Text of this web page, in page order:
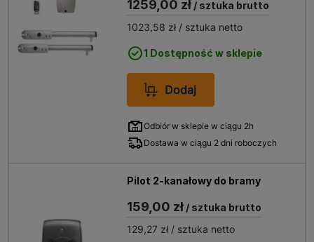
1259,00 zł / sztuka brutto
1023,58 zł / sztuka netto
1 Dostępność w sklepie
Dodaj
Odbiór w sklepie w ciągu 2h
Dostawa w ciągu 2 dni roboczych
Pilot 2-kanałowy do bramy
159,00 zł / sztuka brutto
129,27 zł / sztuka netto